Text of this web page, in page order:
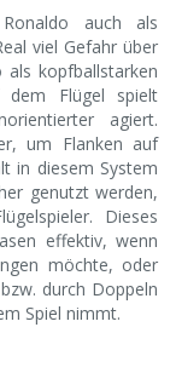
auch als
viel Gefahr über
als kopfballstarken
dem Flügel spielt
agiert.
um Flanken auf
in diesem System
genutzt werden,
Dieses
effektiv, wenn
möchte, oder
durch Doppeln
Spiel nimmt.